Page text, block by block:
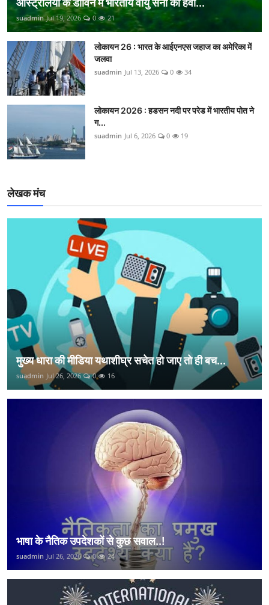
suadmin Jul 19, 2026 0 21
लोकायन 26 : भारत के आईएनएस जहाज का अमेरिका में
जलवा
suadmin Jul 13, 2026 0 34
लोकायन 2026 : हडसन नदी पर परेड में भारतीय पोत ने
ग...
suadmin Jul 6, 2026 0 19
लेखक मंच
मुख्य धारा की मीडिया यथाशीघ्र सचेत हो जाए तो ही बच...
suadmin Jul 26, 2026 0 16
भाषा के नैतिक उपदेशकों से कुछ सवाल..!
suadmin Jul 26, 2026 0 24